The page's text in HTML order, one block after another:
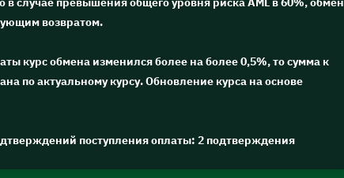
возвратом.
курс обмена изменился более на более 0,5%, то сумма к
по актуальному курсу. Обновление курса на основе
поступления оплаты: 2 подтверждения